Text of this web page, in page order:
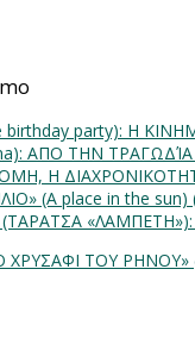
party): H
ΑΠΟ ΤΗΝ
Η
(Α place in the
ΧΡΥΣΑΦΙ ΤΟΥ